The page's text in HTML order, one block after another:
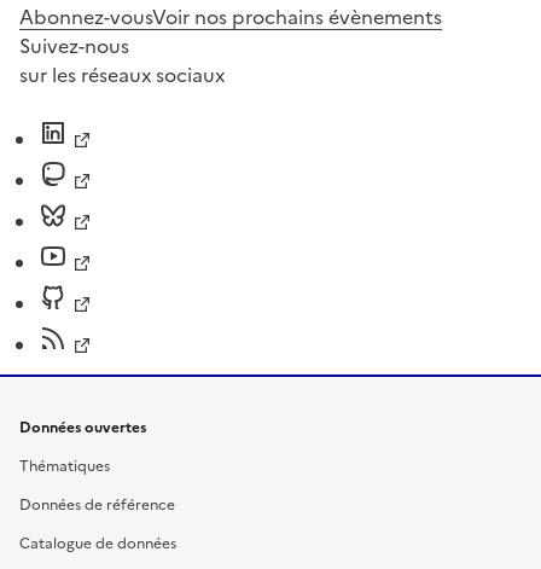
Abonnez-vousVoir nos prochains évènements
Suivez-nous
sur les réseaux sociaux
Données ouvertes
Thématiques
Données de référence
Catalogue de données